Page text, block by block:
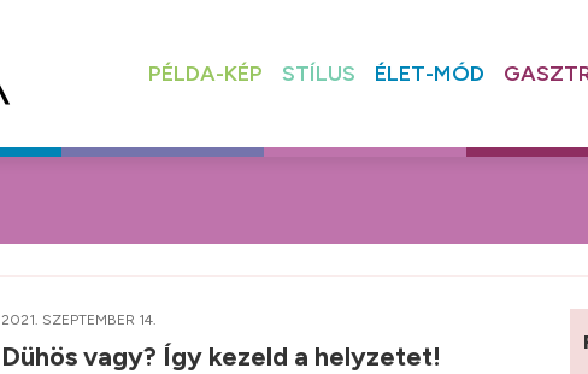
PÉLDA-KÉP STÍLUS ÉLET-MÓD
2021. SZEPTEMBER 14.
Dühös vagy? Így kezeld a helyzetet!